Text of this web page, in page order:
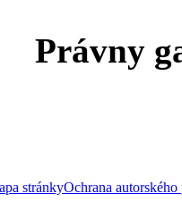
Právny
stránkyOchrana autorského